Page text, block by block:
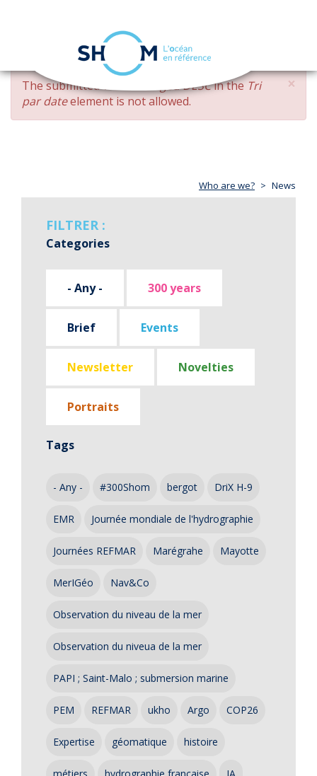
Skip
main
content
navigation
×
ERROR
MESSAGE
The submitted value changed DESCin the Tri
par dateelement is not allowed.
Who are we? News
FILTRER :
Categories
- Any - 300 years
Brief Events
Newsletter Novelties
Portraits
Tags
- Any - #300Shom bergot DriX H-9
EMR Journée mondiale de l'hydrographie
Journées REFMAR Marégrahe Mayotte
MerIGéo Nav&Co
Observation du niveau de la mer
Observation du niveua de la mer
PAPI ; Saint-Malo ; submersion marine
PEM REFMAR ukho Argo COP26
Expertise géomatique histoire